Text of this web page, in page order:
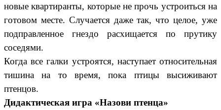
новые квартиранты, которые не прочь устроиться на
готовом месте. Случается даже так, что целое, уже
подправленное гнездо расхищается по прутику
соседями.
Когда все галки устроятся, наступает относительная
тишина на то время, пока птицы высиживают
птенцов.
Дидактическая игра «Назови птенца»